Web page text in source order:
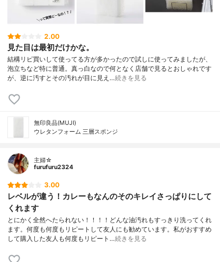
2.00
見た目は最初だけかな。
結構リピ買いして使ってる方が多かったので試しに使ってみましたが、
泡立ちなど特に普通。真っ白なので何となく店舗で見るとおしゃれです
が、逆に汚すとその汚れが目に見え…続きを見る
無印良品(MUJI)
ウレタンフォーム 三層スポンジ
主婦☆
furufuru2324
3.00
レベルが違う！カレーもなんのそのキレイさっぱりにして
くれます
とにかく全然へたられない！！！！どんな油汚れもすっきり洗ってくれ
ます。何度も何度もリピートして友人にも勧めています。私がおすすめ
して購入した友人も何度もリピート…続きを見る